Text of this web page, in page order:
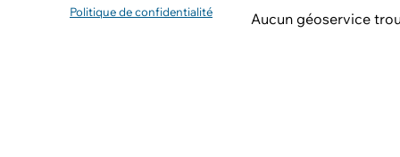
Politique de confidentialité Aucun géoservice